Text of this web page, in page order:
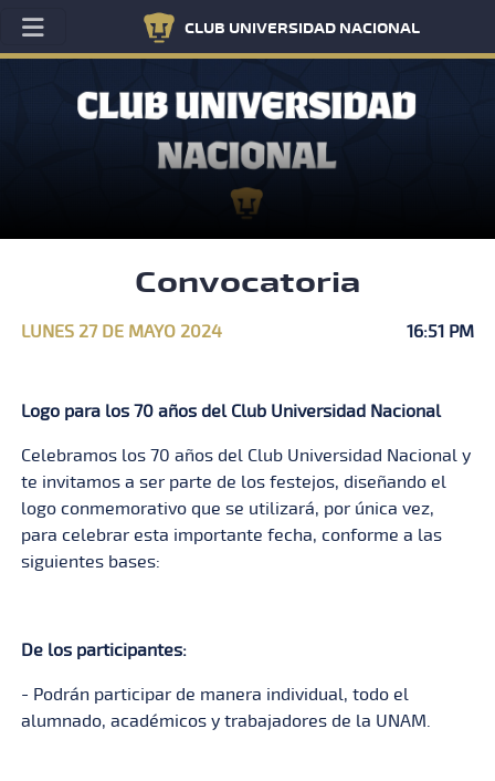
CLUB UNIVERSIDAD NACIONAL
Convocatoria
LUNES 27 DE MAYO 2024 16:51 PM
Logo para los 70 años del Club Universidad Nacional
Celebramos los 70 años del Club Universidad Nacional y
te invitamos a ser parte de los festejos, diseñando el
logo conmemorativo que se utilizará, por única vez,
para celebrar esta importante fecha, conforme a las
siguientes bases:
De los participantes:
- Podrán participar de manera individual, todo el
alumnado, académicos y trabajadores de la UNAM.